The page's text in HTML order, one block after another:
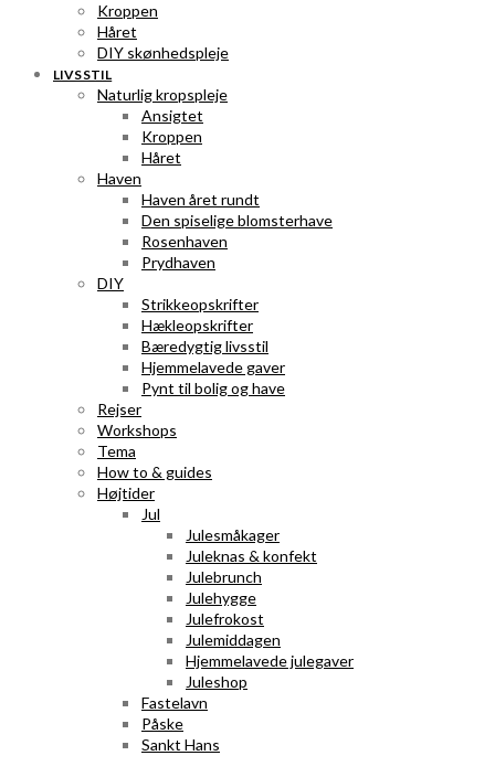
Kroppen
Håret
DIY skønhedspleje
LIVSSTIL
Naturlig kropspleje
Ansigtet
Kroppen
Håret
Haven
Haven året rundt
Den spiselige blomsterhave
Rosenhaven
Prydhaven
DIY
Strikkeopskrifter
Hækleopskrifter
Bæredygtig livsstil
Hjemmelavede gaver
Pynt til bolig og have
Rejser
Workshops
Tema
How to & guides
Højtider
Jul
Julesmåkager
Juleknas & konfekt
Julebrunch
Julehygge
Julefrokost
Julemiddagen
Hjemmelavede julegaver
Juleshop
Fastelavn
Påske
Sankt Hans